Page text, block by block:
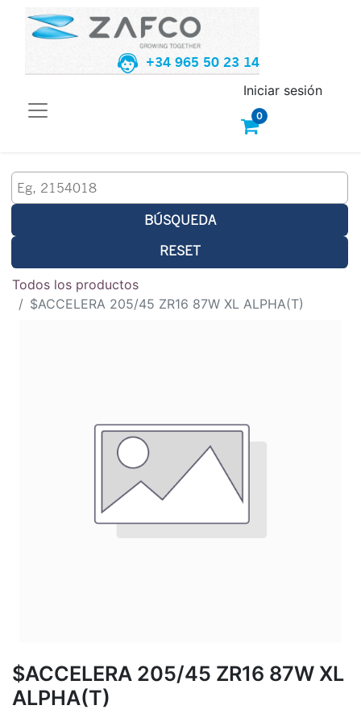
+34 965 50 23 14
0
Iniciar sesión
BÚSQUEDA
RESET
Todos los productos
$ACCELERA 205/45 ZR16 87W XL ALPHA(T)
$ACCELERA 205/45 ZR16 87W XL
ALPHA(T)